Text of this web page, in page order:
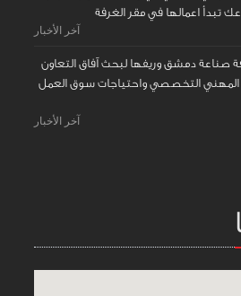
تبدأ اعمالها في مقر الغرفة
آخر الأخبار
صناعة دمشق وريفها لبحث آفاق التعاون
المهني التخصصي واحتياجات سوق العمل
آخر الأخبار